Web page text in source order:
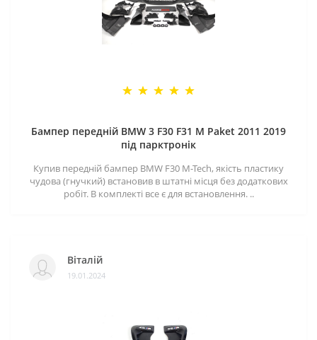
Бампер передній BMW 3 F30 F31 M Paket 2011 2019
під парктронік
Купив передній бампер BMW F30 M-Tech, якість пластику
чудова (гнучкий) встановив в штатні місця без додаткових
робіт. В комплекті все є для встановлення. ..
Віталій
19.01.2024